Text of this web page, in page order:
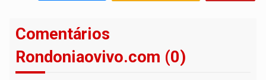
Comentários
Rondoniaovivo.com (0)